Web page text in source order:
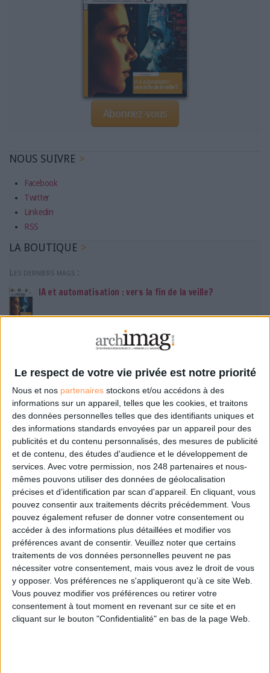
Le respect de votre vie privée est notre priorité
Nous et nos partenaires stockons et/ou accédons à des
informations sur un appareil, telles que les cookies, et traitons
des données personnelles telles que des identifiants uniques et
des informations standards envoyées par un appareil pour des
publicités et du contenu personnalisés, des mesures de publicité
et de contenu, des études d'audience et le développement de
services. Avec votre permission, nos 248 partenaires et nous-
mêmes pouvons utiliser des données de géolocalisation
précises et d’identification par scan d'appareil. En cliquant, vous
pouvez consentir aux traitements décrits précédemment. Vous
pouvez également refuser de donner votre consentement ou
accéder à des informations plus détaillées et modifier vos
préférences avant de consentir. Veuillez noter que certains
traitements de vos données personnelles peuvent ne pas
nécessiter votre consentement, mais vous avez le droit de vous
y opposer. Vos préférences ne s'appliqueront qu’à ce site Web.
Vous pouvez modifier vos préférences ou retirer votre
consentement à tout moment en revenant sur ce site et en
cliquant sur le bouton "Confidentialité" en bas de la page Web.
Abonnez-vous
NOUS SUIVRE
Facebook
Twitter
Linkedin
RSS
LA BOUTIQUE
Les derniers mags :
IA et automatisation : vers la fin de la veille?
Bibliothèques : comment survivre face aux pressions?
DSI du secteur public : le pivot de la transformation
Les derniers guides :
IA génératives : cas d’usage et retours d’expérience
Archivage physique et électronique : enjeux, méthodes et
outils
Stratégie data : tirez profit de l’intelligence des
données
LES DERNIÈRES PARUTIONS